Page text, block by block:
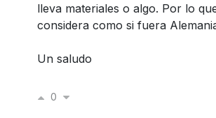
lleva materiales o algo. Por lo
considera como si fuera
Un saludo
0